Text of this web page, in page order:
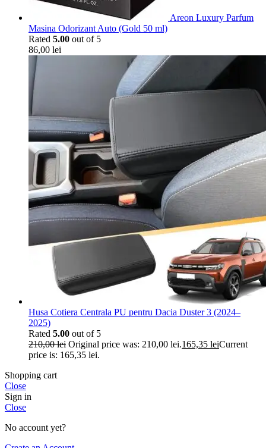
Areon Luxury Parfum
Masina Odorizant Auto (Gold 50 ml)
Rated 5.00 out of 5
86,00 lei
Husa Cotiera Centrala PU pentru Dacia Duster 3 (2024–
2025)
Rated 5.00 out of 5
210,00lei Original price was: 210,00 lei.165,35 leiCurrent
price is: 165,35 lei.
Shopping cart
Close
Sign in
Close
No account yet?